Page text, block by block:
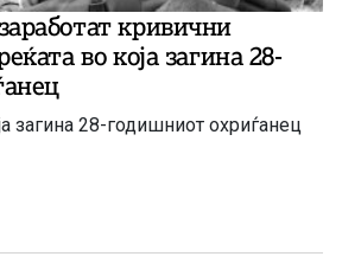
кривични
во која загина 28-
загина 28-годишниот охриѓанец